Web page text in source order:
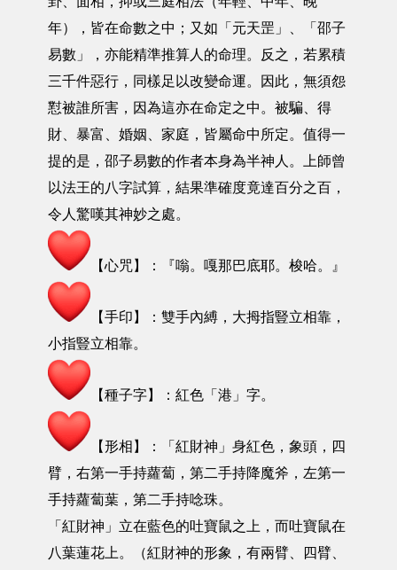
年），皆在命數之中；又如「元天罡」、「邵子
易數」，亦能精準推算人的命理。反之，若累積
三千件惡行，同樣足以改變命運。因此，無須怨
懟被誰所害，因為這亦在命定之中。被騙、得
財、暴富、婚姻、家庭，皆屬命中所定。值得一
提的是，邵子易數的作者本身為半神人。上師曾
以法王的八字試算，結果準確度竟達百分之百，
令人驚嘆其神妙之處。
【心咒】：『嗡。嘎那巴底耶。梭哈。』
【手印】：雙手內縛，大拇指豎立相靠，
小指豎立相靠。
【種子字】：紅色「港」字。
【形相】：「紅財神」身紅色，象頭，四
臂，右第一手持蘿蔔，第二手持降魔斧，左第一
手持蘿蔔葉，第二手持唸珠。
「紅財神」立在藍色的吐寶鼠之上，而吐寶鼠在
八葉蓮花上。（紅財神的形象，有兩臂、四臂、